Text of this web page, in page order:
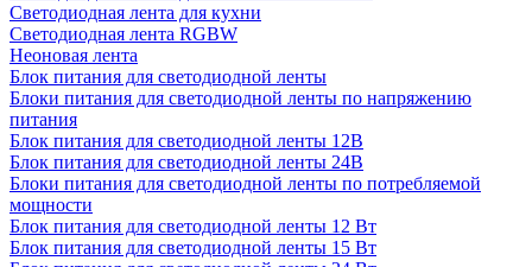
Светодиодная лента для кухни
Светодиодная лента RGBW
Неоновая лента
Блок питания для светодиодной ленты
Блоки питания для светодиодной ленты по напряжению
питания
Блок питания для светодиодной ленты 12В
Блок питания для светодиодной ленты 24В
Блоки питания для светодиодной ленты по потребляемой
мощности
Блок питания для светодиодной ленты 12 Вт
Блок питания для светодиодной ленты 15 Вт